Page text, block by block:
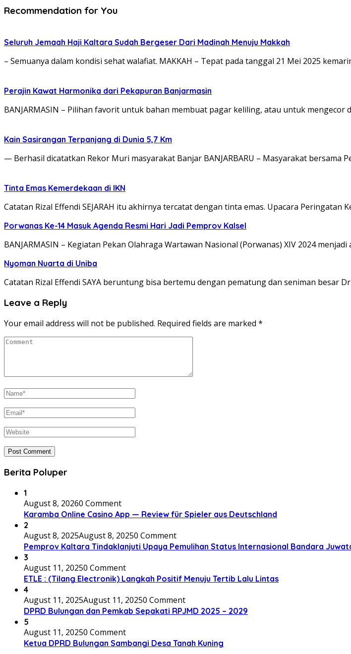
Recommendation for You
Seluruh Jemaah Haji Kaltara Sudah Bergeser Dari Madinah Menuju Makkah
– Semuanya dalam kondisi sehat walafiat. MAKKAH – Tepat pada tanggal 21 Mei 2025
Perajin Kawat Harmonika dari Pekapuran Banjarmasin
BANJARMASIN – Pilihan favorit untuk bahan membuat pagar keliling, atau untuk mengecor
Kain Sasirangan Terpanjang di Dunia 5,7 Km
— Berhasil dicatatkan Rekor Muri masyarakat Banjar BANJARBARU – Masyarakat bersama
Tinta Emas Kemerdekaan di IKN
Catatan Rizal Effendi SEJARAH itu akhirnya tercatat dengan tinta emas. Upacara Peringatan
Porwanas Ke-14 Masuk Agenda Resmi Hari Jadi Pemprov Kalsel
BANJARMASIN – Kegiatan Pekan Olahraga Wartawan Nasional (Porwanas) XIV 2024
Nyoman Nuarta di Uniba
Catatan Rizal Effendi SAYA beruntung bisa bertemu dengan pematung dan seniman besar
Leave a Reply
Your email address will not be published. Required fields are marked *
Berita Poluper
1
August 8, 20260 Comment
Karamba Online Casino App — Review für Spieler aus Deutschland
2
August 8, 2025August 8, 20250 Comment
Pemprov Kaltara Tindaklanjuti Upaya Pemulihan Status Internasional Bandara
3
August 11, 20250 Comment
ETLE : (Tilang Electronik) Langkah Positif Menuju Tertib Lalu Lintas
4
August 11, 2025August 11, 20250 Comment
DPRD Bulungan dan Pemkab Sepakati RPJMD 2025 – 2029
5
August 11, 20250 Comment
Ketua DPRD Bulungan Sambangi Desa Tanah Kuning